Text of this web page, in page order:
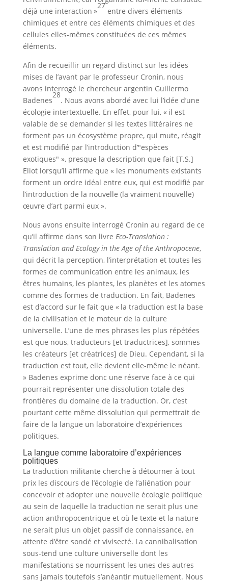
déjà une interaction »
27
entre divers éléments
chimiques et entre ces éléments chimiques et des
cellules elles-mêmes constituées de ces mêmes
éléments.
Afin de recueillir un regard distinct sur les idées
mises de l’avant par le professeur Cronin, nous
avons interrogé le chercheur argentin Guillermo
Badenes
28
. Nous avons abordé avec lui l’idée d’une
écologie intertextuelle. En effet, pour lui, « il est
valable de se demander si les textes littéraires ne
forment pas un écosystème propre, qui mute, réagit
et est modifié par l’introduction d’"espèces
exotiques" », presque la description que fait [T.S.]
Eliot lorsqu’il affirme que « les monuments existants
forment un ordre idéal entre eux, qui est modifié par
l’introduction de la nouvelle (la vraiment nouvelle)
œuvre d’art parmi eux ».
Nous avons ensuite interrogé Cronin au regard de ce
qu’il affirme dans son livre Eco-Translation :
Translation and Ecology in the Age of the Anthropocene,
qui décrit la perception, l’interprétation et toutes les
formes de communication entre les animaux, les
êtres humains, les plantes, les planètes et les atomes
comme des formes de traduction. En fait, Badenes
est d’accord sur le fait que « la traduction est la base
de la civilisation et le moteur de la culture
universelle. L’une de mes phrases les plus répétées
est que nous, traducteurs [et traductrices], sommes
les créateurs [et créatrices] de Dieu. Cependant, si la
traduction est tout, elle devient elle-même le néant.
» Badenes exprime donc une réserve face à ce qui
pourrait représenter une dissolution totale des
frontières du domaine de la traduction. Or, c’est
pourtant cette même dissolution qui permettrait de
faire de la langue un laboratoire d’expériences
politiques.
La langue comme laboratoire d’expériences
politiques
La traduction militante cherche à détourner à tout
prix les discours de l’écologie de l’aliénation pour
concevoir et adopter une nouvelle écologie politique
au sein de laquelle la traduction ne serait plus une
action anthropocentrique et où le texte et la nature
ne serait plus un objet passif de connaissance, en
attente d’être sondé et vivisecté. La cannibalisation
sous-tend une culture universelle dont les
manifestations se nourrissent les unes des autres
sans jamais toutefois s’anéantir mutuellement. Nous